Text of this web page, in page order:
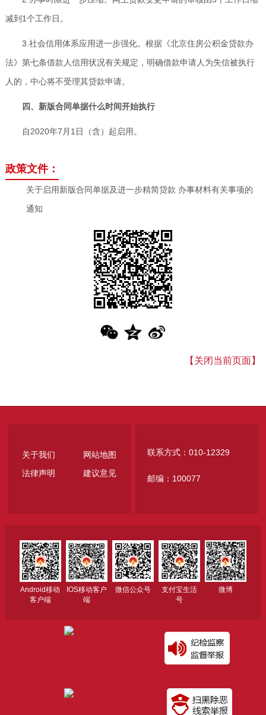
减到1个工作日。
3.社会信用体系应用进一步强化。根据《北京住房公积金贷款办
法》第七条借款人信用状况有关规定，明确借款申请人为失信被执行
人的，中心将不受理其贷款申请。
四、新版合同单据什么时间开始执行
自2020年7月1日（含）起启用。
政策文件：
关于启用新版合同单据及进一步精简贷款 办事材料有关事项的
通知
【关闭当前页面】
关于我们
网站地图
法律声明
建议意见
联系方式：010-12329
邮编：100077
Android移动
客户端
IOS移动客户
端
微信公众号
支付宝生活
号
微博